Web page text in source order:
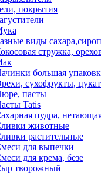
покрытия
виды
стружка,
большая
сухофрукты,
пасты
Tatis
пудра,
животные
растительные
для выпечки
для крема, безе
творожный